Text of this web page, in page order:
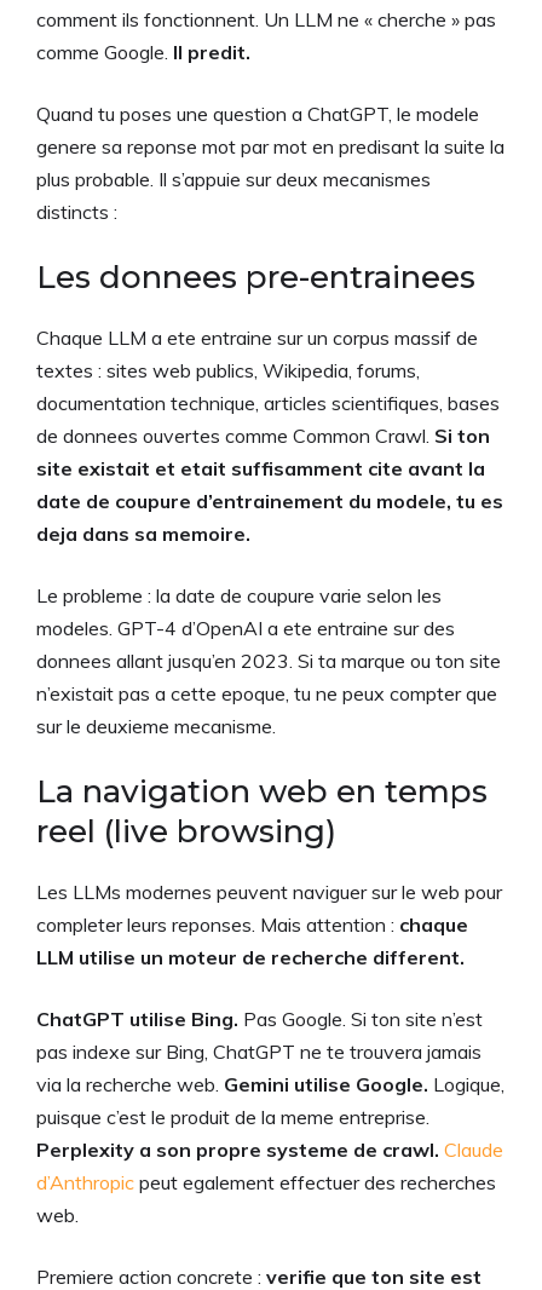
comment ils fonctionnent. Un LLM ne « cherche » pas
comme Google. Il predit.
Quand tu poses une question a ChatGPT, le modele
genere sa reponse mot par mot en predisant la suite la
plus probable. Il s’appuie sur deux mecanismes
distincts :
Les donnees pre-entrainees
Chaque LLM a ete entraine sur un corpus massif de
textes : sites web publics, Wikipedia, forums,
documentation technique, articles scientifiques, bases
de donnees ouvertes comme Common Crawl. Si ton
site existait et etait suffisamment cite avant la
date de coupure d’entrainement du modele, tu es
deja dans sa memoire.
Le probleme : la date de coupure varie selon les
modeles. GPT-4 d’OpenAI a ete entraine sur des
donnees allant jusqu’en 2023. Si ta marque ou ton site
n’existait pas a cette epoque, tu ne peux compter que
sur le deuxieme mecanisme.
La navigation web en temps
reel (live browsing)
Les LLMs modernes peuvent naviguer sur le web pour
completer leurs reponses. Mais attention : chaque
LLM utilise un moteur de recherche different.
ChatGPT utilise Bing. Pas Google. Si ton site n’est
pas indexe sur Bing, ChatGPT ne te trouvera jamais
via la recherche web. Gemini utilise Google. Logique,
puisque c’est le produit de la meme entreprise.
Perplexity a son propre systeme de crawl. Claude
d’Anthropic peut egalement effectuer des recherches
web.
Premiere action concrete : verifie que ton site est